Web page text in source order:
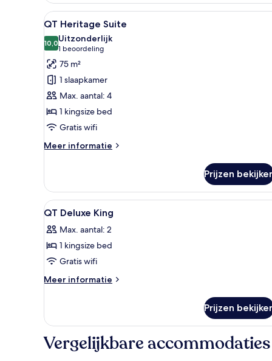
Alle
foto's
voor
QT
Heritage
Suite
laden
QT Heritage Suite | Luxe
8
QT Heritage Suite
10,010,0 van 10
Uitzonderlijk
1 beoordeling
(1
beoordeling)
75 m²
1 slaapkamer
Max. aantal: 4
1 kingsize bed
Gratis wifi
Meer informatie
Meer
Heritage
Suite
Prijzen
Alle
foto's
voor
QT
Deluxe
King
Luxe beddengoed, donzen
5
QT Deluxe King
Max. aantal: 2
1 kingsize bed
Gratis wifi
Meer informatie
Meer
Deluxe
Prijzen
Vergelijkbare accommodaties